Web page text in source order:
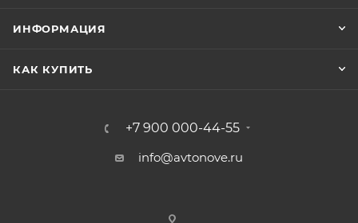
ИНФОРМАЦИЯ
КАК КУПИТЬ
+7 900 000-44-55
info@avtonove.ru